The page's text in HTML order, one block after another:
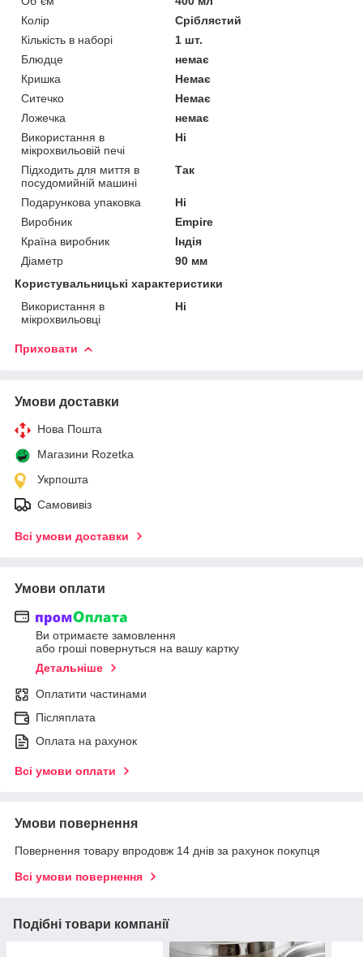
Колір
Сріблястий
Кількість в наборі
1 шт.
Блюдце
немає
Кришка
Немає
Ситечко
Немає
Ложечка
немає
Використання в
мікрохвильовій печі
Ні
Підходить для миття в
посудомийній машині
Так
Подарункова упаковка
Ні
Виробник
Empire
Країна виробник
Індія
Діаметр
90 мм
Користувальницькі характеристики
Використання в
мікрохвильовці
Ні
Приховати
Умови доставки
Нова Пошта
Магазини Rozetka
Укрпошта
Самовивіз
Всі умови доставки
Умови оплати
Ви отримаєте замовлення
або гроші повернуться на вашу картку
Детальніше
Оплатити частинами
Післяплата
Оплата на рахунок
Всі умови оплати
Умови повернення
Повернення товару впродовж 14 днів за рахунок покупця
Всі умови повернення
Подібні товари компанії